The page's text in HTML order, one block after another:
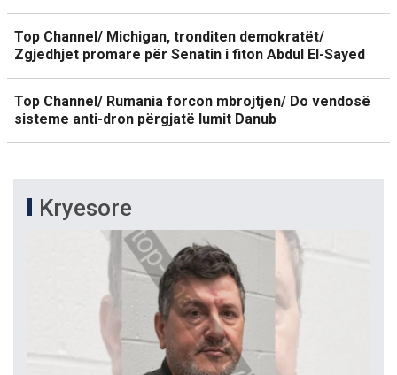
Top Channel/ Michigan, tronditen demokratët/
Zgjedhjet promare për Senatin i fiton Abdul El-Sayed
Top Channel/ Rumania forcon mbrojtjen/ Do vendosë
sisteme anti-dron përgjatë lumit Danub
Kryesore